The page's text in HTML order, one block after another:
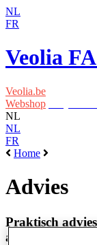
NL
FR
Veolia
Veolia.be
Webshop
NL
NL
FR
Home
Advies
Praktisch
afvalcontainers